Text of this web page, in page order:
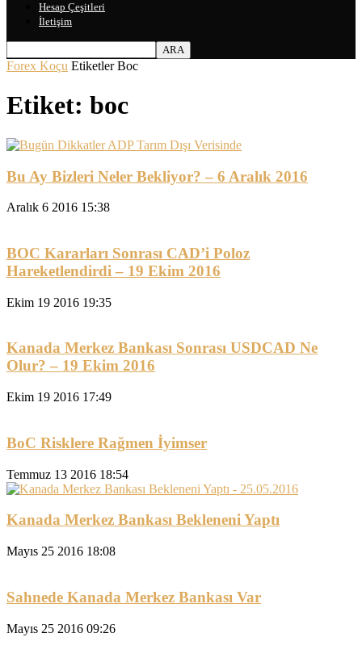
Hesap Çeşitleri
İletişim
Forex Koçu Etiketler Boc
Etiket: boc
Bu Ay Bizleri Neler Bekliyor? – 6 Aralık 2016
Aralık 6 2016 15:38
BOC Kararları Sonrası CAD’i Poloz
Hareketlendirdi – 19 Ekim 2016
Ekim 19 2016 19:35
Kanada Merkez Bankası Sonrası USDCAD Ne
Olur? – 19 Ekim 2016
Ekim 19 2016 17:49
BoC Risklere Rağmen İyimser
Temmuz 13 2016 18:54
Kanada Merkez Bankası Bekleneni Yaptı
Mayıs 25 2016 18:08
Sahnede Kanada Merkez Bankası Var
Mayıs 25 2016 09:26